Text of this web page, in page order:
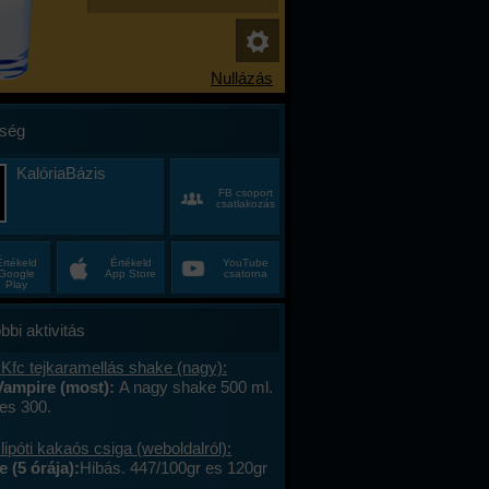
KalóriaBázis
FB csoport
csatlakozás
Play
Értékeld
App Store
YouTube
csatorna
aktivitás
tejkaramellás shake (nagy):
(most): A nagy shake 500 ml.
300.
kakaós csiga (weboldalról):
(5 órája):Hibás. 447/100gr es 120gr